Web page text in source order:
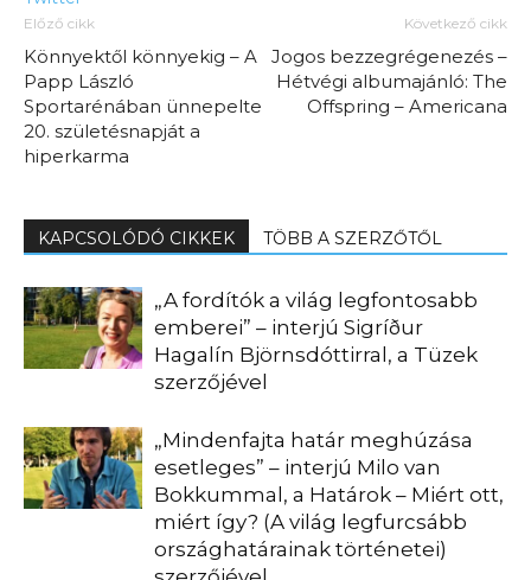
Előző cikk
Könnyektől könnyekig – A
Papp László
Sportarénában ünnepelte
20. születésnapját a
hiperkarma
Következő cikk
Jogos bezzegrégenezés –
Hétvégi albumajánló: The
Offspring – Americana
KAPCSOLÓDÓ CIKKEK TÖBB A SZERZŐTŐL
„A fordítók a világ legfontosabb
emberei” – interjú Sigríður
Hagalín Björnsdóttirral, a Tüzek
szerzőjével
„Mindenfajta határ meghúzása
esetleges” – interjú Milo van
Bokkummal, a Határok – Miért ott,
miért így? (A világ legfurcsább
országhatárainak történetei)